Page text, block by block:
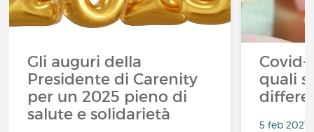
Gli auguri della
Presidente di Carenity
per un 2025 pieno di
salute e solidarietà
Covid-
quali
5 feb 2021